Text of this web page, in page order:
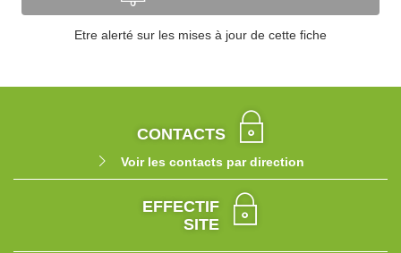
Etre alerté sur les mises à jour de cette fiche
CONTACTS
Voir les contacts par direction
EFFECTIF
SITE